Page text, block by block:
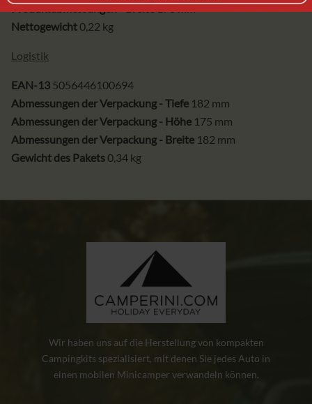
Produktabmessungen - Breite178 mm
Nettogewicht0,22 kg
Logistik
EAN-13 5056446100694
Abmessungen der Verpackung - Tiefe 182 mm
Abmessungen der Verpackung - Höhe 175 mm
Abmessungen der Verpackung - Breite 182 mm
Gewicht des Pakets0,34 kg
Wir haben uns auf die Herstellung von kompakten
Campingkits spezialisiert, mit denen Sie jedes Auto in
einen mobilen Minicamper verwandeln können.